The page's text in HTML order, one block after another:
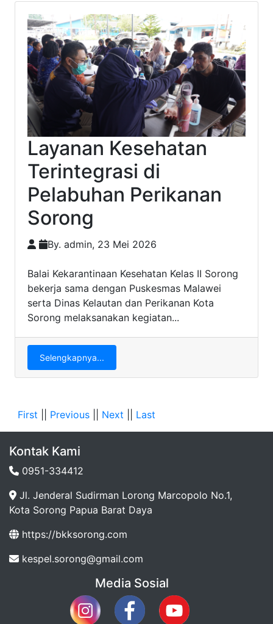
Layanan Kesehatan
Terintegrasi di
Pelabuhan Perikanan
Sorong
By. admin, 23 Mei 2026
Balai Kekarantinaan Kesehatan Kelas II Sorong
bekerja sama dengan Puskesmas Malawei
serta Dinas Kelautan dan Perikanan Kota
Sorong melaksanakan kegiatan...
Selengkapnya...
First Previous Next Last
Kontak Kami
0951-334412
Jl. Jenderal Sudirman Lorong Marcopolo No.1,
Kota Sorong Papua Barat Daya
https://bkksorong.com
kespel.sorong@gmail.com
Media Sosial